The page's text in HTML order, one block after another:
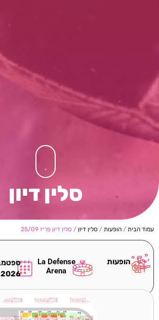
סלין דיון
עמוד הבית / הופעות / סלין דיון / סלין דיון פריז 25/09
הופעות
La Defense
Arena
2026